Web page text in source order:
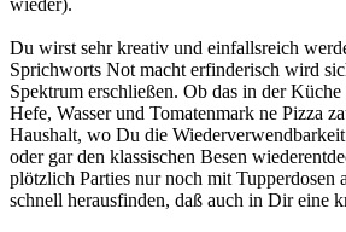
wieder).
Du wirst sehr kreativ und einfallsreich
Sprichworts Not macht erfinderisch wird
Spektrum erschließen. Ob das in der
Hefe, Wasser und Tomatenmark ne Pizza
Haushalt, wo Du die
oder gar den klassischen Besen
plötzlich Parties nur noch mit Tupperdosen
schnell herausfinden, daß auch in Dir eine